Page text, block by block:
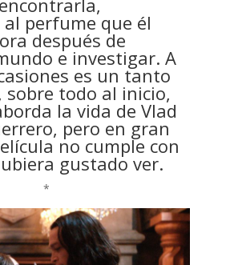
perfume que él
después de
e investigar. A
es un tanto
sobre todo al inicio,
la vida de Vlad
pero en gran
no cumple con
gustado ver.
*